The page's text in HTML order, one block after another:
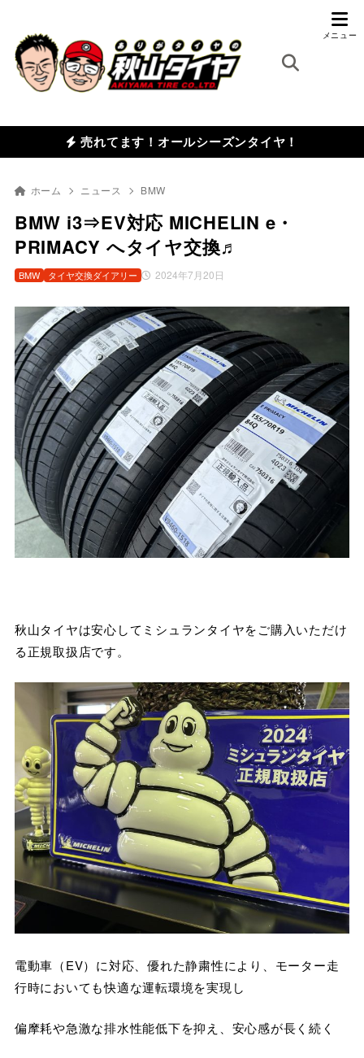
売れてます！オールシーズンタイヤ！
ホーム ニュース BMW
BMW i3⇒EV対応 MICHELIN e・
PRIMACY へタイヤ交換♬
2024年7月20日
BMW タイヤ交換ダイアリー
秋山タイヤは安心してミシュランタイヤをご購入いただけ
る正規取扱店です。
電動車（EV）に対応、優れた静粛性により、モーター走
行時においても快適な運転環境を実現し
偏摩耗や急激な排水性能低下を抑え、安心感が長く続く